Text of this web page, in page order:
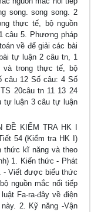
song. song song. 2
thực tế, bộ nguồn
câu 5. Phương pháp
về để giải các bài
tự luận 2 câu tn, 1
trong thực tế, bộ
câu 12 Số câu: 4 Số
20câu tn 11 13 24
tự luận 3 câu tự luận
ĐỀ KIỂM TRA HK I
54 (Kiểm tra HK I)
thức kĩ năng và theo
1. Kiến thức - Phát
- Viết được biểu thức
nguồn mắc nối tiếp
Fa-ra-đây về điện
2. Kỹ năng -Vận